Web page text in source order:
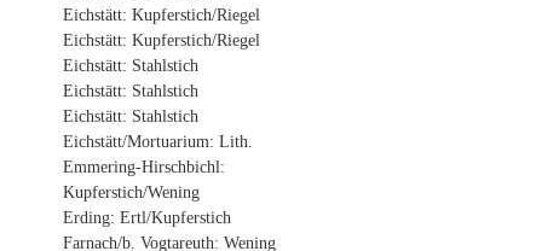
Eichstätt: Kupferstich/Riegel
Eichstätt: Kupferstich/Riegel
Eichstätt: Stahlstich
Eichstätt: Stahlstich
Eichstätt: Stahlstich
Eichstätt/Mortuarium: Lith.
Emmering-Hirschbichl:
Kupferstich/Wening
Erding: Ertl/Kupferstich
Farnach/b. Vogtareuth: Wening